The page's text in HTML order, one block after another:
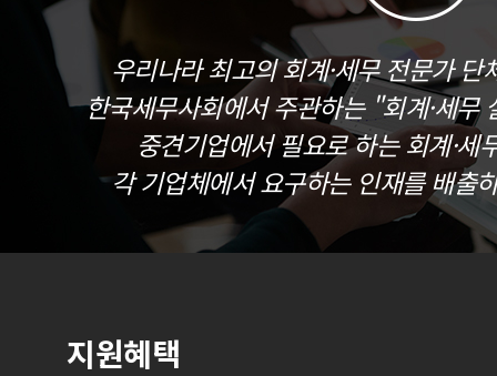
우리나라 최고의 회계·세무 전문가
한국세무사회에서 주관하는 "회계·세무
중견기업에서 필요로 하는 회계·세
각 기업체에서 요구하는 인재를 배출
지원혜택